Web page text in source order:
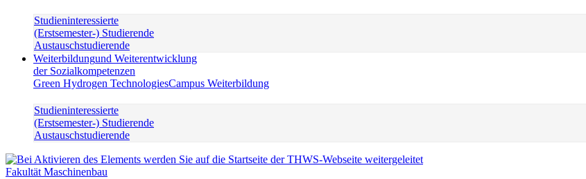
Studieninteressierte
(Erstsemester-) Studierende
Austauschstudierende
Weiterbildungund Weiterentwicklung
der Sozialkompetenzen
Green Hydrogen TechnologiesCampus Weiterbildung
Studieninteressierte
(Erstsemester-) Studierende
Austauschstudierende
Fakultät Maschinenbau